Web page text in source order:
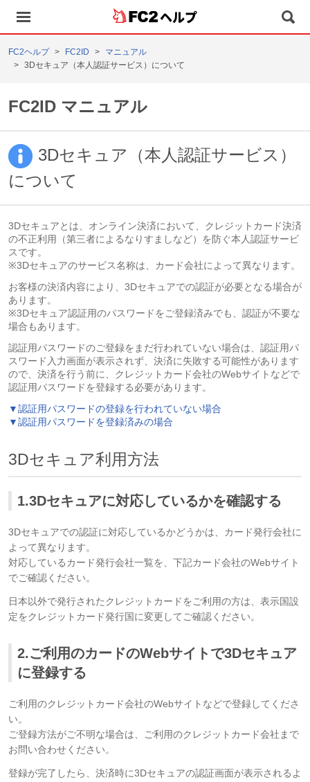
ヘルプ
FC2ヘルプ FC2ID
マニュアル
3Dセキュア（本人認証サービス）について
FC2ID マニュアル
3Dセキュア（本人認証サービス）
について
3Dセキュアとは、オンライン決済において、クレジットカード決済
の不正利用（第三者によるなりすましなど）を防ぐ本人認証サービ
スです。
※3Dセキュアのサービス名称は、カード会社によって異なります。
お客様の決済内容により、3Dセキュアでの認証が必要となる場合が
あります。
※3Dセキュア認証用のパスワードをご登録済みでも、認証が不要な
場合もあります。
認証用パスワードのご登録をまだ行われていない場合は、認証用パ
スワード入力画面が表示されず、決済に失敗する可能性があります
ので、決済を行う前に、クレジットカード会社のWebサイトなどで
認証用パスワードを登録する必要があります。
▼認証用パスワードの登録を行われていない場合
▼認証用パスワードを登録済みの場合
3Dセキュア利用方法
1.3Dセキュアに対応しているかを確認する
3Dセキュアでの認証に対応しているかどうかは、カード発行会社に
よって異なります。
対応しているカード発行会社一覧を、下記カード会社のWebサイト
でご確認ください。
日本以外で発行されたクレジットカードをご利用の方は、表示国設
定をクレジットカード発行国に変更してご確認ください。
2.ご利用のカードのWebサイトで3Dセキュア
に登録する
ご利用のクレジットカード会社のWebサイトなどで登録してくださ
い。
ご登録方法がご不明な場合は、ご利用のクレジットカード会社まで
お問い合わせください。
登録が完了したら、決済時に3Dセキュアの認証画面が表示されるよ